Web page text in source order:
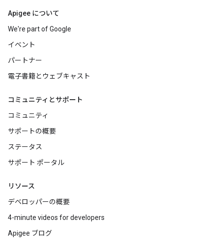
Apigee について
We're part of Google
イベント
パートナー
電子書籍とウェブキャスト
コミュニティとサポート
コミュニティ
サポートの概要
ステータス
サポート ポータル
リソース
デベロッパーの概要
4-minute videos for developers
Apigee ブログ